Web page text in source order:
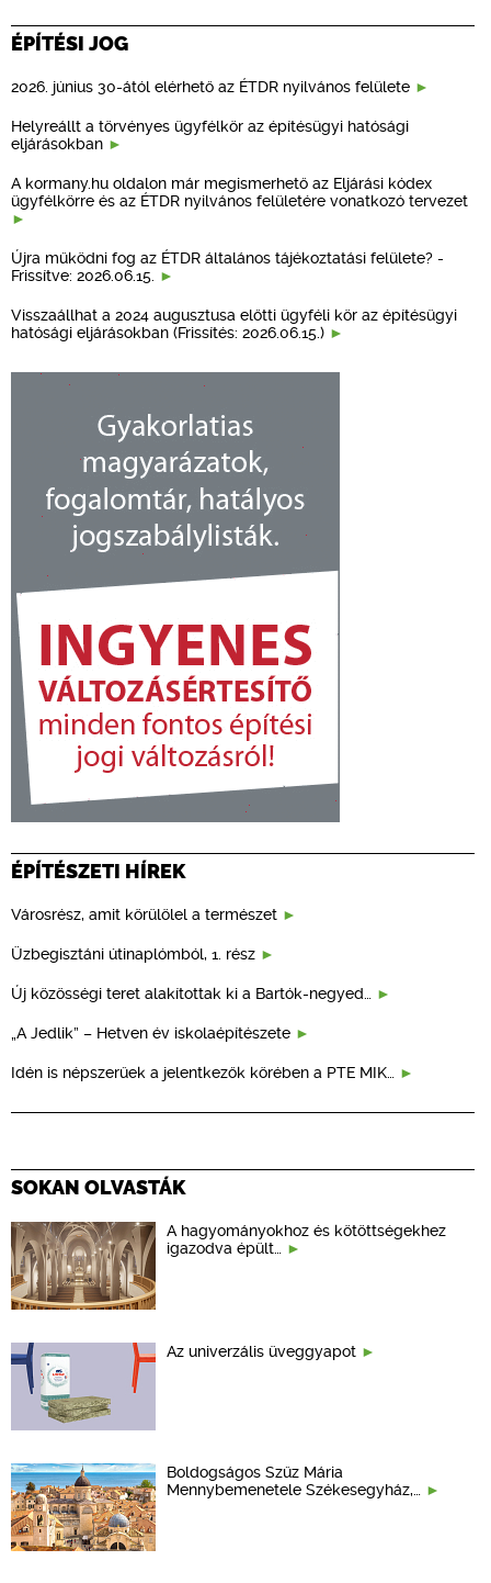
ÉPÍTÉSI JOG
2026. június 30-ától elérhető az ÉTDR nyilvános felülete
Helyreállt a törvényes ügyfélkör az építésügyi hatósági
eljárásokban
A kormany.hu oldalon már megismerhető az Eljárási kódex
ügyfélkörre és az ÉTDR nyilvános felületére vonatkozó tervezet
Újra működni fog az ÉTDR általános tájékoztatási felülete? -
Frissítve: 2026.06.15.
Visszaállhat a 2024 augusztusa előtti ügyféli kör az építésügyi
hatósági eljárásokban (Frissítés: 2026.06.15.)
ÉPÍTÉSZETI HÍREK
Városrész, amit körülölel a természet
Üzbegisztáni útinaplómból, 1. rész
Új közösségi teret alakítottak ki a Bartók-negyed…
„A Jedlik” – Hetven év iskolaépítészete
Idén is népszerűek a jelentkezők körében a PTE MIK…
SOKAN OLVASTÁK
A hagyományokhoz és kötöttségekhez
igazodva épült…
Az univerzális üveggyapot
Boldogságos Szűz Mária
Mennybemenetele Székesegyház,…